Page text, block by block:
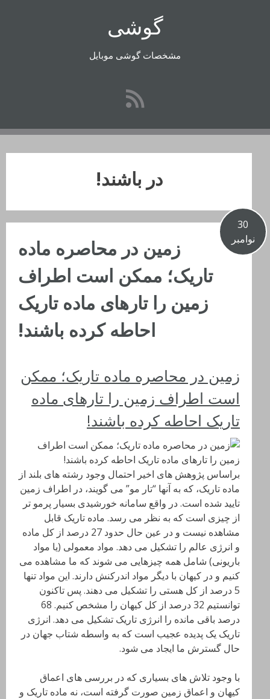
گوشی
مشخصات گوشی موبایل
در باشند!
30
نوامبر
زمین در محاصره ماده
تاریک؛ ممکن است اطراف
زمین را تارهای ماده تاریک
احاطه کرده باشند!
زمین در محاصره ماده تاریک؛ ممکن
است اطراف زمین را تارهای ماده
تاریک احاطه کرده باشند!
براساس پژوهش های اخیر احتمال وجود رشته های بلند از
ماده تاریک، که به آنها “تار مو” می گویند، در اطراف زمین
تایید شده است. در واقع سامانه خورشیدی بسیار پرمو تر
از چیزی است که به نظر می رسد. ماده تاریک قابل
مشاهده نیست و در عین حال حدود 27 درصد از کل ماده
و انرژی عالم را تشکیل می دهد. مواد معمولی (یا مواد
باریونی) شامل همه چیزهایی می شوند که ما مشاهده می
کنیم و در کیهان با دیگر مواد اندرکنش دارند. این مواد تنها
5 درصد از کل هستی را تشکیل می دهند. پس تاکنون
توانستیم 32 درصد از کل کیهان را مشخص کنیم. 68
درصد باقی مانده را انرژی تاریک تشکیل می دهد. انرژی
تاریک یک پدیده عجیب است که به واسطه شتاب جهان در
حال گسترش ما ایجاد می شود.
با وجود تلاش های بسیاری که در بررسی های اعماق
کیهان و اعماق زمین صورت گرفته است، نه ماده تاریک و